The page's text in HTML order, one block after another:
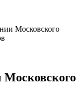
Московского